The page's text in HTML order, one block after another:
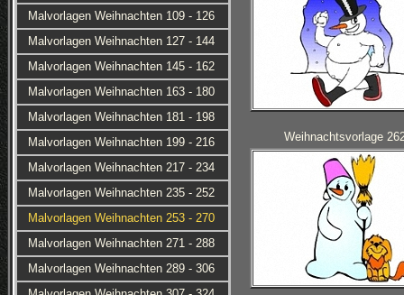
Malvorlagen Weihnachten 109 - 126
Malvorlagen Weihnachten 127 - 144
Malvorlagen Weihnachten 145 - 162
Malvorlagen Weihnachten 163 - 180
Malvorlagen Weihnachten 181 - 198
Malvorlagen Weihnachten 199 - 216
Malvorlagen Weihnachten 217 - 234
Malvorlagen Weihnachten 235 - 252
Malvorlagen Weihnachten 253 - 270
Malvorlagen Weihnachten 271 - 288
Malvorlagen Weihnachten 289 - 306
Weihnachtsvorlage